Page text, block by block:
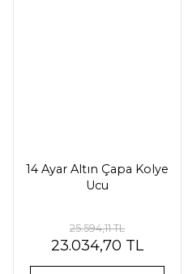
14 Ayar Altın Çapa Kolye
Ucu
25.594,11 TL
23.034,70 TL